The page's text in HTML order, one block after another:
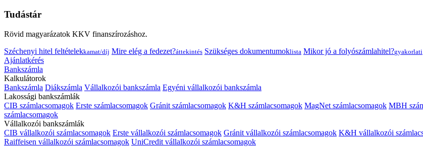
Tudástár
Rövid magyarázatok KKV finanszírozáshoz.
Széchenyi hitel feltételekkamat/díj Mire elég a fedezet?áttekintés Szükséges dokumentumoklista Mikor jó a folyószámlahitel?gyakorlati
Ajánlatkérés
Bankszámla
Kalkulátorok
Bankszámla Diákszámla Vállalkozói bankszámla Egyéni vállalkozói bankszámla
Lakossági bankszámlák
CIB számlacsomagok Erste számlacsomagok Gránit számlacsomagok K&H számlacsomagok MagNet számlacsomagok MBH
számlacsomagok
Vállalkozói bankszámlák
CIB vállalkozói számlacsomagok Erste vállalkozói számlacsomagok Gránit vállalkozói számlacsomagok K&H vállalkozói
Raiffeisen vállalkozói számlacsomagok UniCredit vállalkozói számlacsomagok